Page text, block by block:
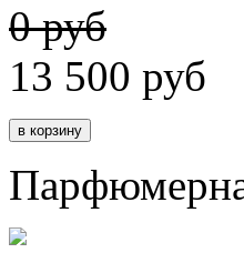
0 руб
13 500 руб